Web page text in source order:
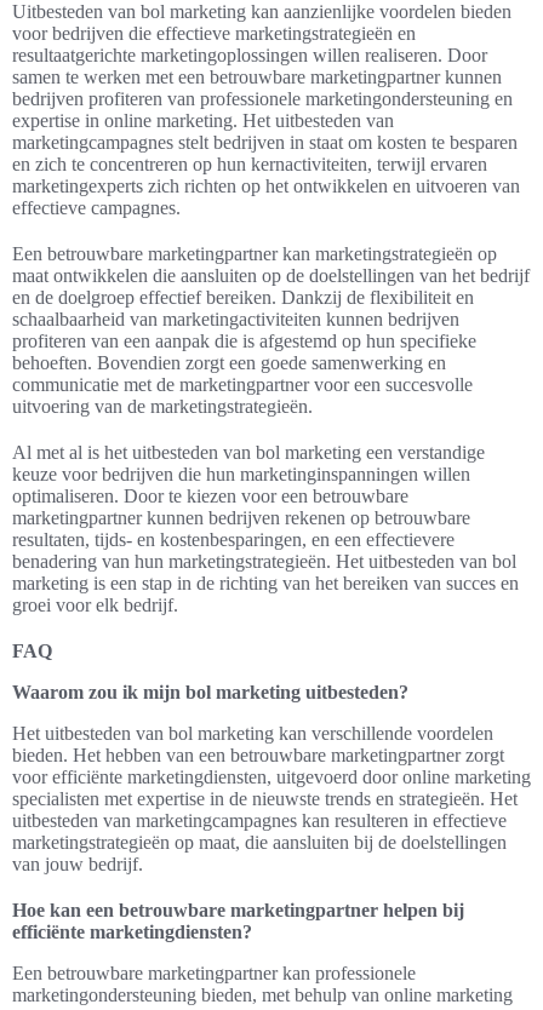
Uitbesteden van bol marketing kan aanzienlijke voordelen bieden
voor bedrijven die effectieve marketingstrategieën en
resultaatgerichte marketingoplossingen willen realiseren. Door
samen te werken met een betrouwbare marketingpartner kunnen
bedrijven profiteren van professionele marketingondersteuning en
expertise in online marketing. Het uitbesteden van
marketingcampagnes stelt bedrijven in staat om kosten te besparen
en zich te concentreren op hun kernactiviteiten, terwijl ervaren
marketingexperts zich richten op het ontwikkelen en uitvoeren van
effectieve campagnes.
Een betrouwbare marketingpartner kan marketingstrategieën op
maat ontwikkelen die aansluiten op de doelstellingen van het bedrijf
en de doelgroep effectief bereiken. Dankzij de flexibiliteit en
schaalbaarheid van marketingactiviteiten kunnen bedrijven
profiteren van een aanpak die is afgestemd op hun specifieke
behoeften. Bovendien zorgt een goede samenwerking en
communicatie met de marketingpartner voor een succesvolle
uitvoering van de marketingstrategieën.
Al met al is het uitbesteden van bol marketing een verstandige
keuze voor bedrijven die hun marketinginspanningen willen
optimaliseren. Door te kiezen voor een betrouwbare
marketingpartner kunnen bedrijven rekenen op betrouwbare
resultaten, tijds- en kostenbesparingen, en een effectievere
benadering van hun marketingstrategieën. Het uitbesteden van bol
marketing is een stap in de richting van het bereiken van succes en
groei voor elk bedrijf.
FAQ
Waarom zou ik mijn bol marketing uitbesteden?
Het uitbesteden van bol marketing kan verschillende voordelen
bieden. Het hebben van een betrouwbare marketingpartner zorgt
voor efficiënte marketingdiensten, uitgevoerd door online marketing
specialisten met expertise in de nieuwste trends en strategieën. Het
uitbesteden van marketingcampagnes kan resulteren in effectieve
marketingstrategieën op maat, die aansluiten bij de doelstellingen
van jouw bedrijf.
Hoe kan een betrouwbare marketingpartner helpen bij
efficiënte marketingdiensten?
Een betrouwbare marketingpartner kan professionele
marketingondersteuning bieden, met behulp van online marketing